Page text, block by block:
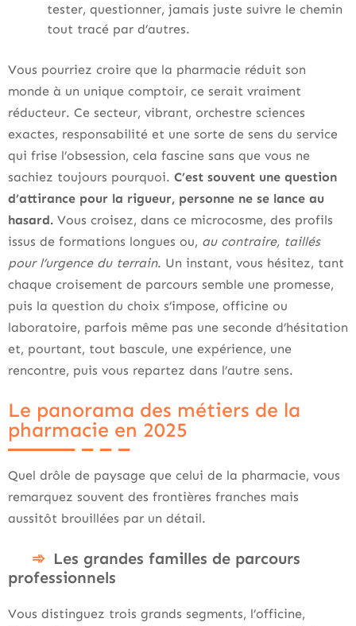
tester, questionner, jamais juste suivre le chemin
tout tracé par d’autres.
Vous pourriez croire que la pharmacie réduit son
monde à un unique comptoir, ce serait vraiment
réducteur. Ce secteur, vibrant, orchestre sciences
exactes, responsabilité et une sorte de sens du service
qui frise l’obsession, cela fascine sans que vous ne
sachiez toujours pourquoi. C’est souvent une question
d’attirance pour la rigueur, personne ne se lance au
hasard. Vous croisez, dans ce microcosme, des profils
issus de formations longues ou, au contraire, taillés
pour l’urgence du terrain. Un instant, vous hésitez, tant
chaque croisement de parcours semble une promesse,
puis la question du choix s’impose, officine ou
laboratoire, parfois même pas une seconde d’hésitation
et, pourtant, tout bascule, une expérience, une
rencontre, puis vous repartez dans l’autre sens.
Le panorama des métiers de la
pharmacie en 2025
Quel drôle de paysage que celui de la pharmacie, vous
remarquez souvent des frontières franches mais
aussitôt brouillées par un détail.
Les grandes familles de parcours
professionnels
Vous distinguez trois grands segments, l’officine,